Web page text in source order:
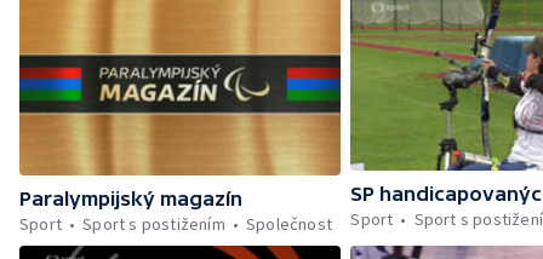
Paralympijský magazín
Sport
Sport s postižením Společnost
SP
Sport
Sport s